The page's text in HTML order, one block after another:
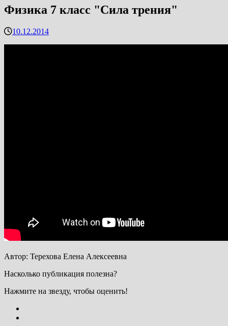
Физика 7 класс "Сила трения"
10.12.2014
Автор: Терехова Елена Алексеевна
Насколько публикация полезна?
Нажмите на звезду, чтобы оценить!